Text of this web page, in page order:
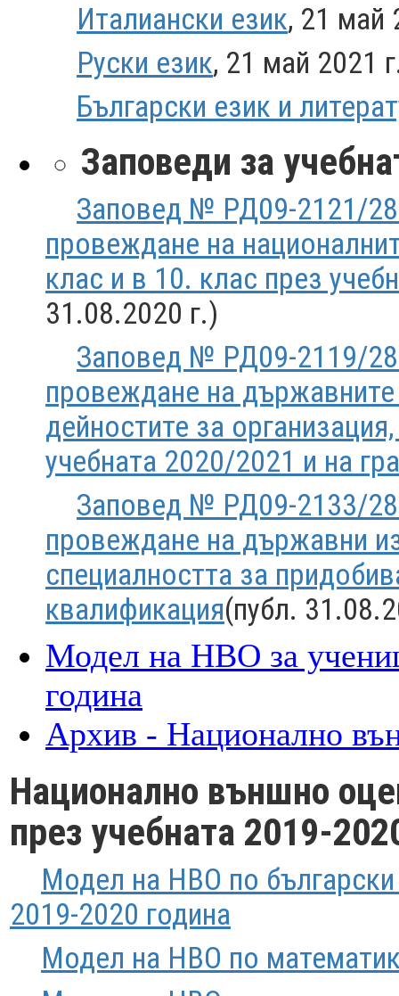
Италиански език, 21 май
Руски език, 21 май 2021
Български език и
Заповеди за
Заповед № РД09-2121/
провеждане на
клас и в 10. клас през
31.08.2020 г.)
Заповед № РД09-2119/
провеждане на
дейностите за
учебната 2020/2021 и на
Заповед № РД09-2133/
провеждане на държавни
специалността за
квалификация(публ.
Модел на НВО за
година
Архив - Национално
Национално външно
през учебната 2019-
Модел на НВО по български
2019-2020 година
Модел на НВО по